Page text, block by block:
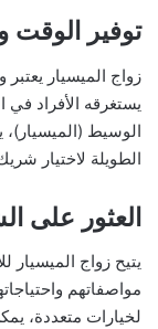
توفير الوقت
زواج الميسيار
يستغرقه الأفراد
الوسيط (الميسيار)،
الطويلة لاختيار
العثور على
يتيح زواج الميسيار
مواصفاتهم
لخيارات متعددة،